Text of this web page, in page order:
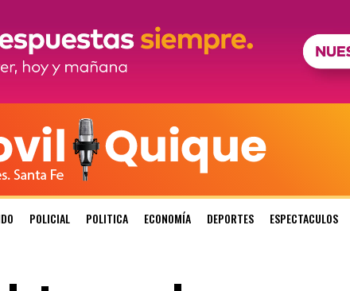
POLICIAL POLITICA ECONOMÍA DEPORTES ESPECTACULOS